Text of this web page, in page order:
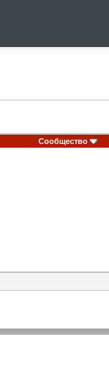
Сообщество